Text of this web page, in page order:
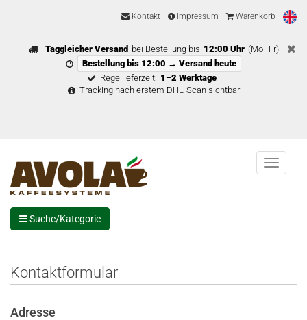
Kontakt Impressum Warenkorb
Taggleicher Versand bei Bestellung bis 12:00 Uhr (Mo–Fr)
Bestellung bis 12:00 → Versand heute
Regellieferzeit: 1–2 Werktage
Tracking nach erstem DHL-Scan sichtbar
Menu
Suche/Kategorie
Kontaktformular
Adresse